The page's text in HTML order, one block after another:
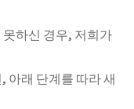
하신 경우, 저희가
아래 단계를 따라 새